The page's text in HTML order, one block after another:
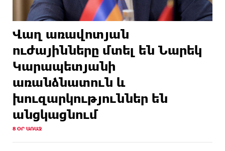
Վաղ առավոտյան
ուժայինները մտել են Նարեկ
Կարապետյանի
առանձնատուն և
խուզարկություններ են
անցկացնում
8 ՕՐ ԱՌԱՋ